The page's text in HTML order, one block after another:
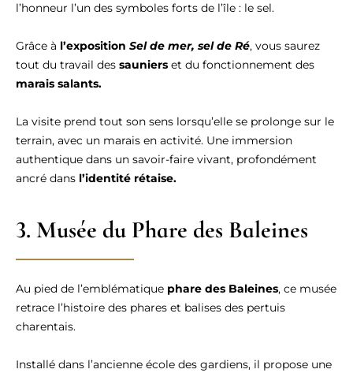
l’honneur l’un des symboles forts de l’île : le sel.
Grâce à l’exposition Sel de mer, sel de Ré, vous saurez
tout du travail des sauniers et du fonctionnement des
marais salants.
La visite prend tout son sens lorsqu’elle se prolonge sur le
terrain, avec un marais en activité. Une immersion
authentique dans un savoir-faire vivant, profondément
ancré dans l’identité rétaise.
3. Musée du Phare des Baleines
Au pied de l’emblématique phare des Baleines, ce musée
retrace l’histoire des phares et balises des pertuis
charentais.
Installé dans l’ancienne école des gardiens, il propose une